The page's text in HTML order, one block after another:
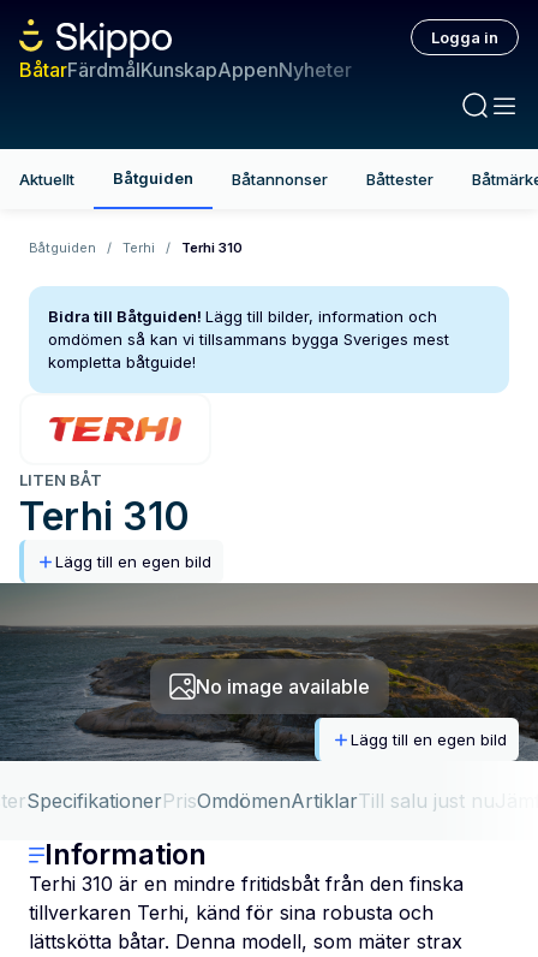
BåtarFärdmålKunskapAppenNyheter
Logga in
Aktuellt Båtguiden Båtannonser Båttester
Båtguiden / Terhi / Terhi 310
Bidra till Båtguiden! Lägg till bilder, information och
omdömen så kan vi tillsammans bygga Sveriges mest
kompletta båtguide!
LITEN BÅT
Terhi 310
Lägg till en egen bild
No image available
Lägg till en egen bild
SpecifikationerPrisOmdömenArtiklarTill salu just nu
Information
Terhi 310 är en mindre fritidsbåt från den finska
tillverkaren Terhi, känd för sina robusta och
lättskötta båtar. Denna modell, som mäter strax